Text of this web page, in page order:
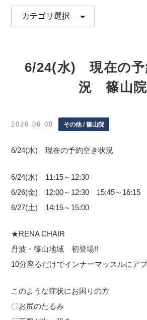
6/24(水) 現在の予
況 篠山院
2026.06.08 その他 / 篠山院
6/24(水) 現在の予約空き状況
6/24(水) 11:15～12:30
6/26(金) 12:00～12:30 15:45～16:15
6/27(土) 14:15～15:00
★RENA CHAIR
丹波・篠山地域 初登場!!
10分座るだけでインナーマッスルにア
このような症状にお困りの方
〇お尻のたるみ